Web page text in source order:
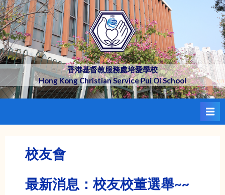
Skip
to
content
香港基督教服務處培愛學校
Hong Kong Christian Service Pui Oi School
校友會
最新消息：校友校董選舉~~